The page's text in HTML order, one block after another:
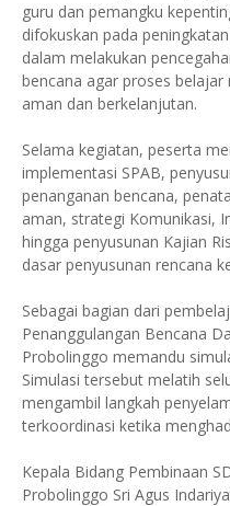
guru dan pemangku
difokuskan pada
dalam melakukan
bencana agar proses
aman dan berkelanjutan.
Selama kegiatan, peserta
implementasi SPAB,
penanganan bencana,
aman, strategi Komunikasi,
hingga penyusunan Kajian
dasar penyusunan rencana
Sebagai bagian dari
Penanggulangan Bencana
Probolinggo memandu
Simulasi tersebut melatih
mengambil langkah
terkoordinasi ketika
Kepala Bidang Pembinaan
Probolinggo Sri Agus